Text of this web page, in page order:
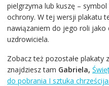
pielgrzyma lub kuszę –
ochrony. W tej wersji plakatu
nawiązaniem do jego roli jako
uzdrowiciela.
Zobacz też pozostałe plakaty
znajdziesz tam Gabriela,
do pobrania I sztuka